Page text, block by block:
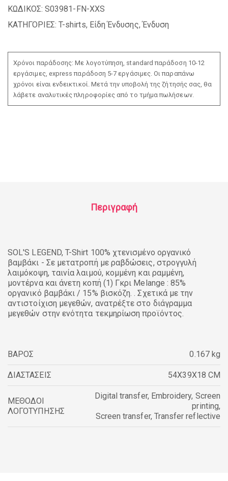
ΚΩΔΙΚΟΣ: S03981-FN-XXS
ΚΑΤΗΓΟΡΙΕΣ: T-shirts, Είδη Ένδυσης,Ένδυση
Χρόνοι παράδοσης: Με λογοτύπηση, standard παράδοση 10-12
εργάσιμες, express παράδοση 5-7 εργάσιμες. Οι παραπάνω
χρόνοι είναι ενδεικτικοί. Μετά την υποβολή της ζήτησής σας, θα
λάβετε αναλυτικές πληροφορίες από το τμήμα πωλήσεων.
Περιγραφή
SOL'S LEGEND, T-Shirt 100% χτενισμένο οργανικό
βαμβάκι - Σε μετατροπή με ραβδώσεις, στρογγυλή
λαιμόκοψη, ταινία λαιμού, κομμένη και ραμμένη,
μοντέρνα και άνετη κοπή (1) Γκρι Melange : 85%
οργανικό βαμβάκι / 15% βισκόζη. . Σχετικά με την
αντιστοίχιση μεγεθών, ανατρέξτε στο διάγραμμα
μεγεθών στην ενότητα τεκμηρίωση προϊόντος.
ΒΑΡΟΣ 0.167 kg
ΔΙΑΣΤΑΣΕΙΣ 54X39X18 CM
ΜΕΘΟΔΟΙ
ΛΟΓΟΤΥΠΗΣΗΣ
Digital transfer, Embroidery, Screen
printing,
Screen transfer, Transfer reflective